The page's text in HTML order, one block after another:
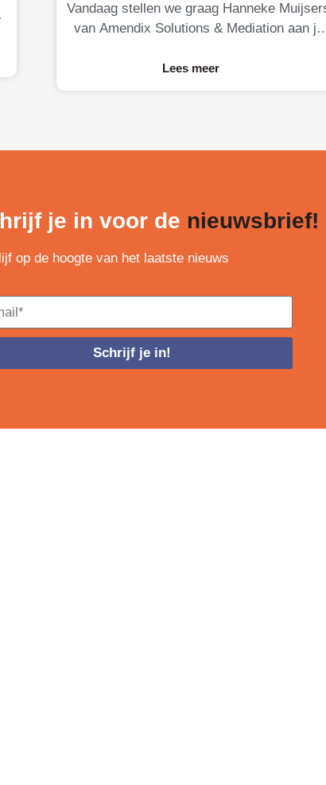
Vandaag stellen we graag Hanneke
van Amendix Solutions & Mediation aan je
een
Lees meer
je in voor de nieuwsbrief!
op de hoogte van het laatste nieuws
Schrijf je in!